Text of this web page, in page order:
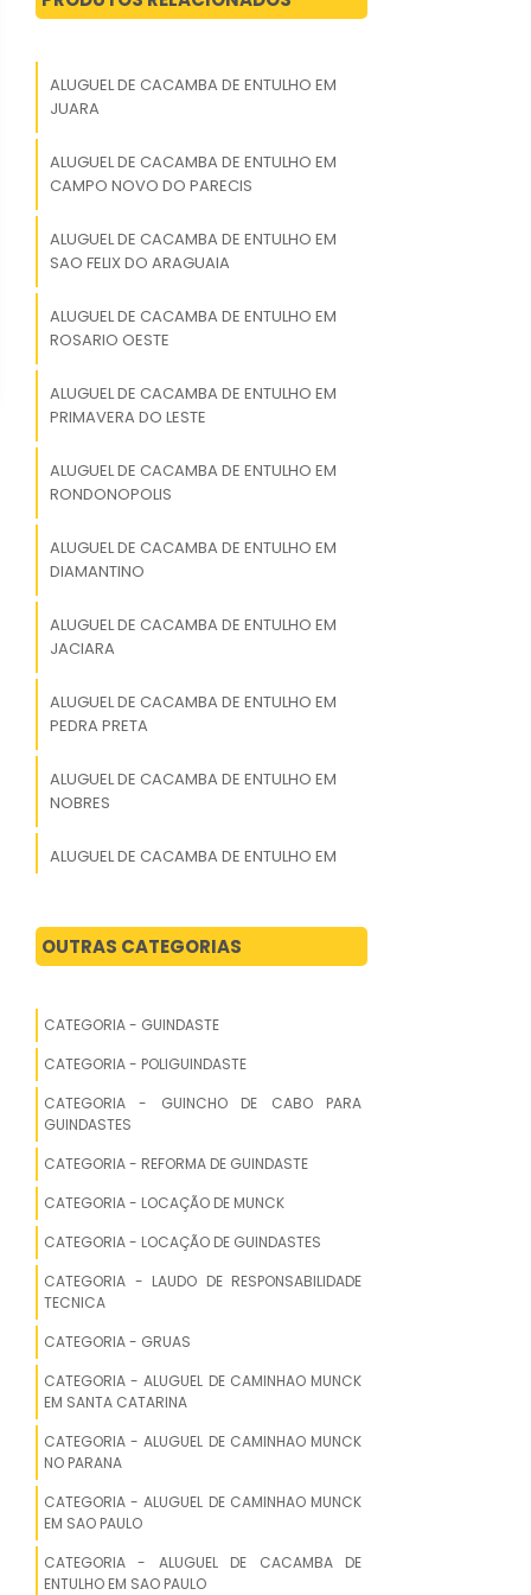
ALUGUEL DE CACAMBA DE ENTULHO EM
JUARA
ALUGUEL DE CACAMBA DE ENTULHO EM
CAMPO NOVO DO PARECIS
ALUGUEL DE CACAMBA DE ENTULHO EM
SAO FELIX DO ARAGUAIA
ALUGUEL DE CACAMBA DE ENTULHO EM
ROSARIO OESTE
ALUGUEL DE CACAMBA DE ENTULHO EM
PRIMAVERA DO LESTE
ALUGUEL DE CACAMBA DE ENTULHO EM
RONDONOPOLIS
ALUGUEL DE CACAMBA DE ENTULHO EM
DIAMANTINO
ALUGUEL DE CACAMBA DE ENTULHO EM
JACIARA
ALUGUEL DE CACAMBA DE ENTULHO EM
PEDRA PRETA
ALUGUEL DE CACAMBA DE ENTULHO EM
NOBRES
ALUGUEL DE CACAMBA DE ENTULHO EM
ALUGUEL DE CACAMBA DE ENTULHO EM
ALTA FLORESTA
ARAPUTANGA
GUARANTA DO NORTE
ALUGUEL DE CACAMBA DE ENTULHO EM
ALUGUEL DE CACAMBA DE ENTULHO EM
TANGARA DA SERRA
ALUGUEL DE CACAMBA DE ENTULHO EM
ALUGUEL DE CACAMBA DE ENTULHO EM
POCONE
ITIQUIRA
OUTRAS CATEGORIAS
CATEGORIA - GUINDASTE
CATEGORIA - POLIGUINDASTE
CATEGORIA - GUINCHO DE CABO PARA
GUINDASTES
CATEGORIA - REFORMA DE GUINDASTE
CATEGORIA - LOCAÇÃO DE MUNCK
CATEGORIA - LOCAÇÃO DE GUINDASTES
CATEGORIA - LAUDO DE RESPONSABILIDADE
TECNICA
CATEGORIA - GRUAS
CATEGORIA - ALUGUEL DE CAMINHAO MUNCK
EM SANTA CATARINA
CATEGORIA - ALUGUEL DE CAMINHAO MUNCK
NO PARANA
CATEGORIA - ALUGUEL DE CAMINHAO MUNCK
EM SAO PAULO
CATEGORIA - ALUGUEL DE CACAMBA DE
ENTULHO EM SAO PAULO